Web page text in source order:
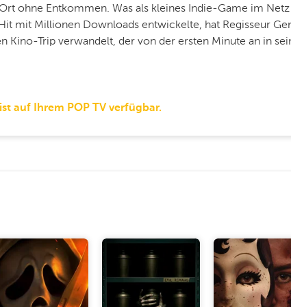
ohne Entkommen. Was als kleines Indie-Game im
mit Millionen Downloads entwickelte, hat Regisseur
Kino-Trip verwandelt, der von der ersten Minute an in
auf Ihrem POP TV verfügbar.